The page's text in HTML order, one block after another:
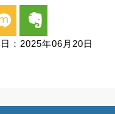
evernote
：2025年06月20日